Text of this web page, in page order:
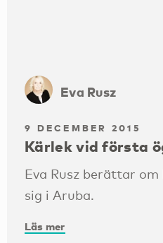
Eva Rusz
9 DECEMBER 2015
Kärlek vid första
Eva Rusz berättar
sig i Aruba.
Läs mer